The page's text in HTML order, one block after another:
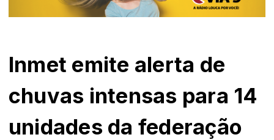
Inmet emite alerta de
chuvas intensas para 14
unidades da federação